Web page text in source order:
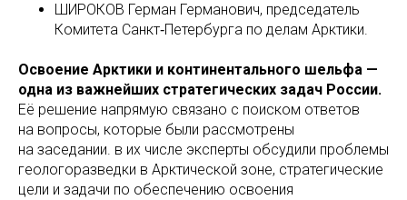
ШИРОКОВ Герман Германович, председатель
Комитета Санкт‑Петербурга по делам Арктики.
Освоение Арктики и континентального шельфа —
одна из важнейших стратегических задач России.
Её решение напрямую связано с поиском ответов
на вопросы, которые были рассмотрены
на заседании. в их числе эксперты обсудили проблемы
геологоразведки в Арктической зоне, стратегические
цели и задачи по обеспечению освоения